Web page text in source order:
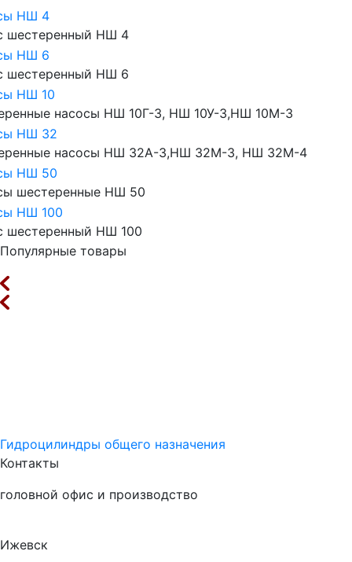
НШ 4
шестеренный НШ 4
НШ 6
шестеренный НШ 6
НШ 10
насосы НШ 10Г-3, НШ 10У-3,НШ 10М-3
НШ 32
насосы НШ 32А-3,НШ 32М-3, НШ 32М-4
НШ 50
шестеренные НШ 50
НШ 100
шестеренный НШ 100
Популярные товары
Гидроцилиндры общего назначения
Контакты
головной офис и производство
Ижевск